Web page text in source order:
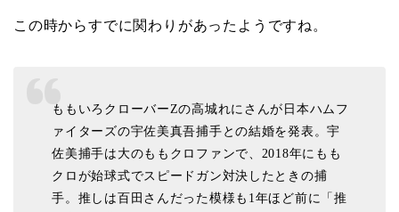
この時からすでに関わりがあったようですね。
ももいろクローバーZの高城れにさんが日本ハムフ
ァイターズの宇佐美真吾捕手との結婚を発表。宇
佐美捕手は大のももクロファンで、2018年にもも
クロが始球式でスピードガン対決したときの捕
手。推しは百田さんだった模様も1年ほど前に「推